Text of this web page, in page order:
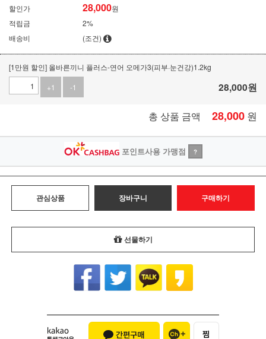
할인가
28,000원
적립금
2%
배송비
(조건)
[1만원 할인] 올바른끼니 플러스-연어 오메가3(피부·눈건강)1.2kg
+1
-1 28,000원
총 상품 금액 28,000 원
포인트사용 가맹점 ?
관심상품 장바구니 구매하기
선물하기